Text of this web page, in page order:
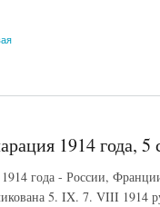
1914 года, 5
года - России,
5. IX. 7. VIII 1914